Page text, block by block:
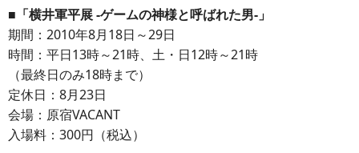
■「横井軍平展 -ゲームの神様と呼ばれた男-」
期間：2010年8月18日～29日
時間：平日13時～21時、土・日12時～21時
（最終日のみ18時まで）
定休日：8月23日
会場：原宿VACANT
入場料：300円（税込）